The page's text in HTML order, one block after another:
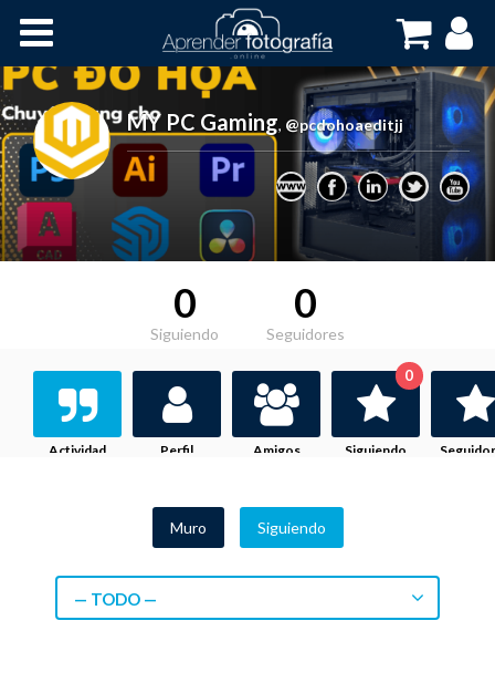
Cursos OnLine
MY PC Gaming, @pcdohoaeditjj
0
Siguiendo
0
Seguidores
Actividad Perfil Amigos Siguiendo
0
Muro Siguiendo
— TODO —